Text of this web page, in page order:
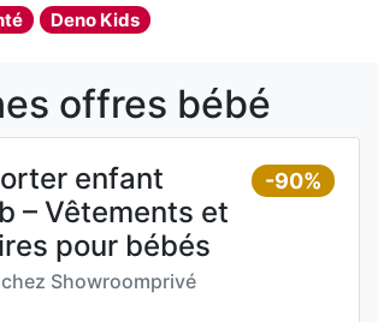
Deno Kids
offres bébé
-90%
enfant
– Vêtements et
pour bébés
Showroomprivé